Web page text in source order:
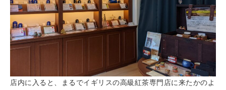
店内に入ると、まるでイギリスの高級紅茶専門店に来たかのよ